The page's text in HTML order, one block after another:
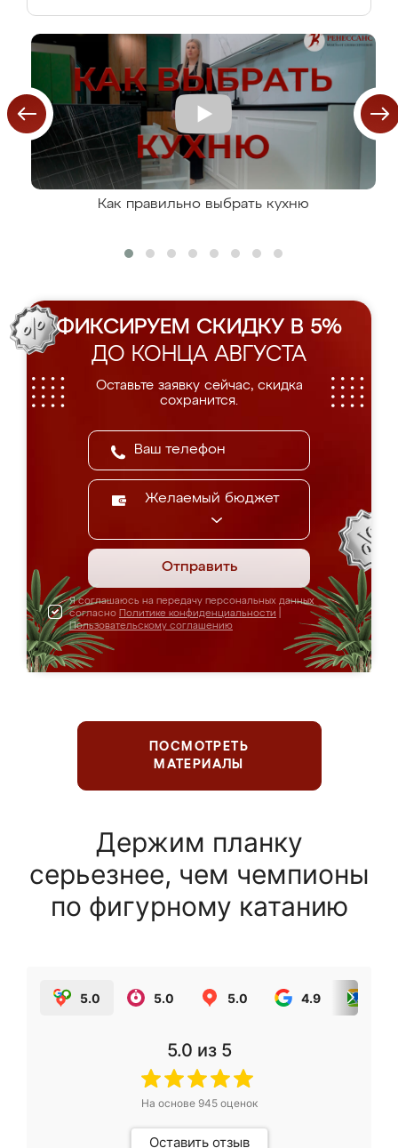
Как правильно выбрать кухню
ФИКСИРУЕМ СКИДКУ В 5%
ДО КОНЦА АВГУСТА
Оставьте заявку сейчас, скидка
сохранится.
Желаемый бюджет
Отправить
Я соглашаюсь на передачу персональных данных
согласно Политике конфиденциальности
Пользовательскому соглашению
ПОСМОТРЕТЬ
МАТЕРИАЛЫ
Держим планку
серьезнее, чем чемпионы
по фигурному катанию
5.0 5.0 5.0 4.9
5.0 из 5
На основе 945оценок
Оставить отзыв